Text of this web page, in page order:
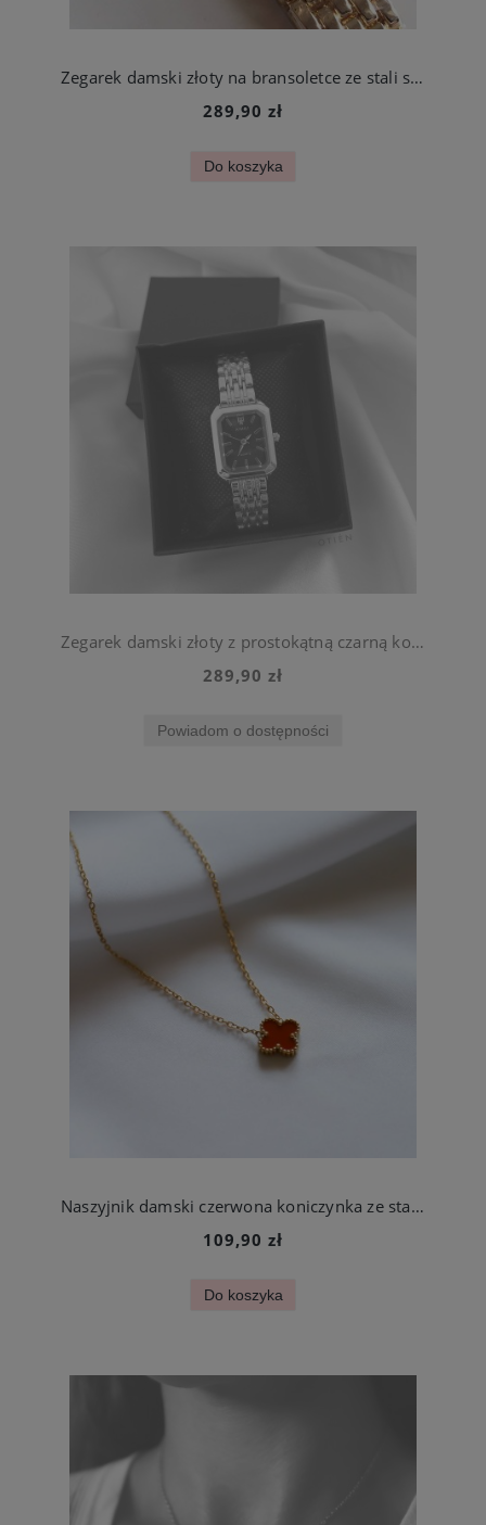
Zegarek damski złoty na bransoletce ze stali szlachetnej
289,90 zł
Do koszyka
Zegarek damski złoty z prostokątną czarną kopertą stal chirurgiczna
289,90 zł
Powiadom o dostępności
Naszyjnik damski czerwona koniczynka ze stali szlachetnej
109,90 zł
Do koszyka